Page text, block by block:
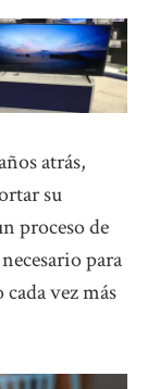
atrás,
su
proceso de
para
vez más